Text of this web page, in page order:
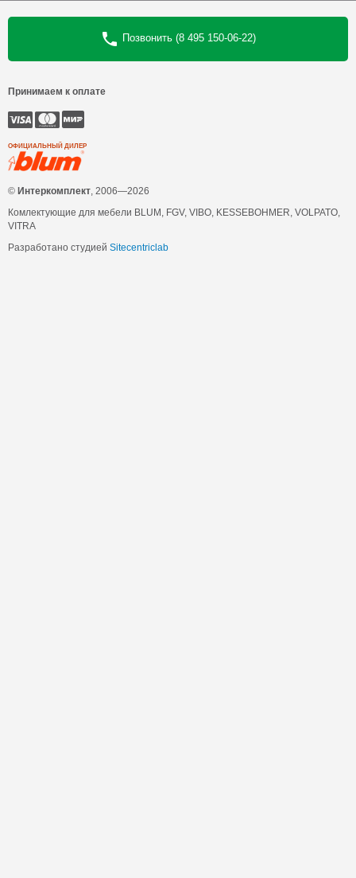
Позвонить (8 495 150-06-22)
Принимаем к оплате
ОФИЦИАЛЬНЫЙ ДИЛЕР
© Интеркомплект , 2006—2026
Комлектующие для мебели BLUM, FGV, VIBO, KESSEBOHMER, VOLPATO,
VITRA
Разработано студией Sitecentriclab